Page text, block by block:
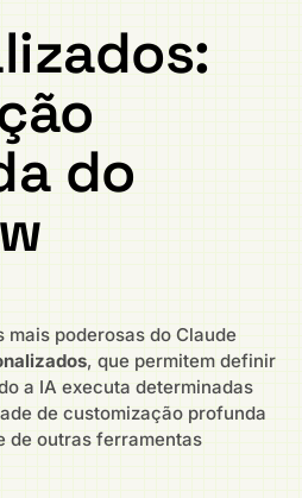
do
poderosas do Claude
, que permitem definir
a IA executa determinadas
de customização profunda
de outras ferramentas